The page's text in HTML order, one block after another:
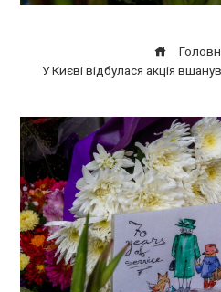
У Києві відбулася акція